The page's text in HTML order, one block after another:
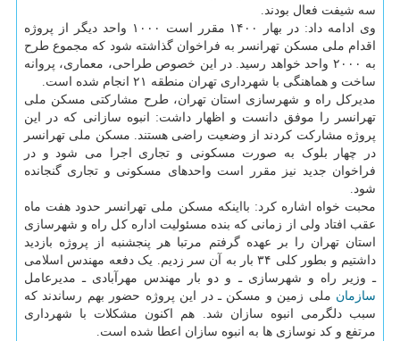
سه شیفت فعال بودند.
وی ادامه داد: در بهار ۱۴۰۰ مقرر است ۱۰۰۰ واحد دیگر از پروژه
اقدام ملی مسکن تهرانسر به فراخوان گذاشته شود که مجموع طرح
به ۲۰۰۰ واحد خواهد رسید. در این خصوص طراحی، معماری، پروانه
ساخت و هماهنگی با شهرداری تهران منطقه ۲۱ انجام شده است.
مدیرکل راه و شهرسازی استان تهران، طرح مشارکتی مسکن ملی
تهرانسر را موفق دانست و اظهار داشت: انبوه سازانی که در این
پروژه مشارکت کردند از وضعیت راضی هستند. مسکن ملی تهرانسر
در چهار بلوک به صورت مسکونی و تجاری اجرا می شود و در
فراخوان جدید نیز مقرر است واحدهای مسکونی و تجاری گنجانده
شود.
محبت خواه اشاره کرد: بااینکه مسکن ملی تهرانسر حدود هفت ماه
عقب افتاد ولی از زمانی که بنده مسئولیت اداره کل راه و شهرسازی
استان تهران را بر عهده گرفتم مرتبا هر پنجشنبه از پروژه بازدید
داشتیم و بطور کلی ۳۴ بار به آن سر زدیم. یک دفعه مهندس اسلامی
ـ وزیر راه و شهرسازی ـ و دو بار مهندس مهرآبادی ـ مدیرعامل
سازمان ملی زمین و مسکن ـ در این پروژه حضور بهم رساندند که
سبب دلگرمی انبوه سازان شد. هم اکنون مشکلات با شهرداری
مرتفع و کد نوسازی ها به انبوه سازان اعطا شده است.